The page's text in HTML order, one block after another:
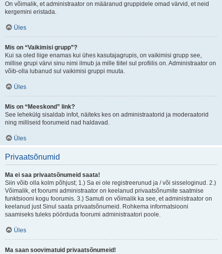
On võimalik, et administraator on määranud gruppidele omad värvid, et neid
kergemini eristada.
Üles
Mis on “Vaikimisi grupp”?
Kui sa oled liige enamas kui ühes kasutajagrupis, on vaikimisi grupp see,
millise grupi värvi sinu nimi ilmub ja mille tiitel sul profiilis on. Administraator on
võib-olla lubanud sul vaikimisi gruppi muuta.
Üles
Mis on “Meeskond” link?
See lehekülg sisaldab infot, näiteks kes on administraatorid ja moderaatorid
ning milliseid foorumeid nad haldavad.
Üles
Privaatsõnumid
Ma ei saa privaatsõnumeid saata!
Siin võib olla kolm põhjust; 1.) Sa ei ole registreerunud ja / või sisseloginud. 2.)
Võimalik, et foorumi administraator on keelanud privaatsõnumite saatmise
funktsiooni kogu foorumis. 3.) Samuti on võimalik ka see, et administraator on
keelanud just Sinul saata privaatsõnumeid. Rohkema informatsiooni
saamiseks tuleks pöörduda foorumi administraatori poole.
Üles
Ma saan soovimatuid privaatsõnumeid!